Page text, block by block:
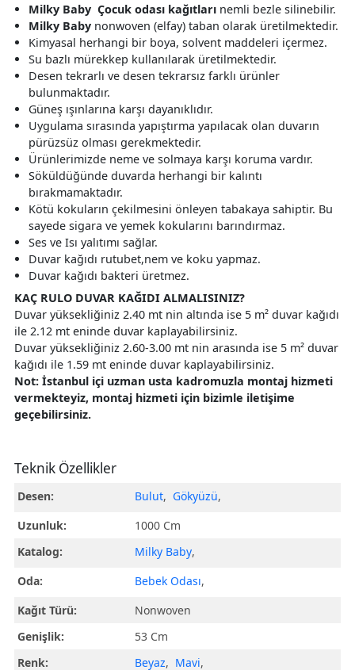
Milky Baby Çocuk odası kağıtları nemli bezle silinebilir.
Milky Baby nonwoven (elfay) taban olarak üretilmektedir.
Kimyasal herhangi bir boya, solvent maddeleri içermez.
Su bazlı mürekkep kullanılarak üretilmektedir.
Desen tekrarlı ve desen tekrarsız farklı ürünler
bulunmaktadır.
Güneş ışınlarına karşı dayanıklıdır.
Uygulama sırasında yapıştırma yapılacak olan duvarın
pürüzsüz olması gerekmektedir.
Ürünlerimizde neme ve solmaya karşı koruma vardır.
Söküldüğünde duvarda herhangi bir kalıntı
bırakmamaktadır.
Kötü kokuların çekilmesini önleyen tabakaya sahiptir. Bu
sayede sigara ve yemek kokularını barındırmaz.
Ses ve Isı yalıtımı sağlar.
Duvar kağıdı rutubet,nem ve koku yapmaz.
Duvar kağıdı bakteri üretmez.
KAÇ RULO DUVAR KAĞIDI ALMALISINIZ?
Duvar yüksekliğiniz 2.40 mt nin altında ise 5 m² duvar kağıdı
ile 2.12 mt eninde duvar kaplayabilirsiniz.
Duvar yüksekliğiniz 2.60-3.00 mt nin arasında ise 5 m² duvar
kağıdı ile 1.59 mt eninde duvar kaplayabilirsiniz.
Not: İstanbul içi uzman usta kadromuzla montaj hizmeti
vermekteyiz, montaj hizmeti için bizimle iletişime
geçebilirsiniz.
Teknik Özellikler
Desen: Bulut, Gökyüzü,
Uzunluk:
1000 Cm
Katalog:
Milky Baby,
Oda:
Bebek Odası,
Kağıt Türü:
Nonwoven
Genişlik:
53 Cm
Renk:
Beyaz, Mavi,